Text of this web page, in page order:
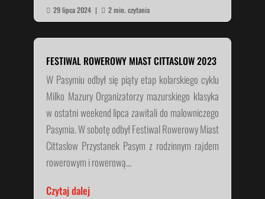
 29 lipca 2024 |  2 min. czytania
FESTIWAL ROWEROWY MIAST CITTASLOW 2023
W Pasymiu odbył się piąty etap kolarskiego cyklu
Milko Mazury Organizatorzy mazurskiego klasyka
w ostatni weekend lipca zawitali do malowniczego
Pasymia. W sobotę odbył Festiwal Rowerowy Miast
Cittaslow Przystanek Pasym z rodzinnym rajdem
rowerowym i rowerową...
Czytaj dalej